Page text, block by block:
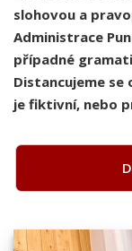
slohovou a
Administrace
případné
Distancujeme
je fiktivní, nebo